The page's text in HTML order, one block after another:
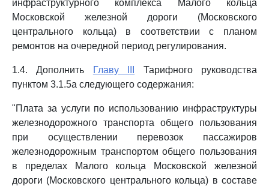
инфраструктурного комплекса Малого кольца
Московской железной дороги (Московского
центрального кольца) в соответствии с планом
ремонтов на очередной период регулирования.
1.4. Дополнить Главу III
Тарифного руководства
пунктом 3.1.5а следующего содержания:
"Плата за услуги по использованию инфраструктуры
железнодорожного транспорта общего пользования
при осуществлении перевозок пассажиров
железнодорожным транспортом общего пользования
в пределах Малого кольца Московской железной
дороги (Московского центрального кольца) в составе